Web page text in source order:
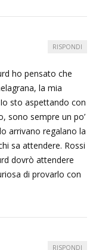
ho pensato che
la mia
sto aspettando con
sono sempre un po’
arrivano regalano la
sa attendere. Rossi
dovrò attendere
di provarlo con
RISPONDI
RISPONDI